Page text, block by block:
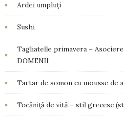
Ardei umpluți
Sushi
Tagliatelle primavera –
DOMENII
Tartar de somon cu mousse de
Tocăniță de vită – stil grecesc